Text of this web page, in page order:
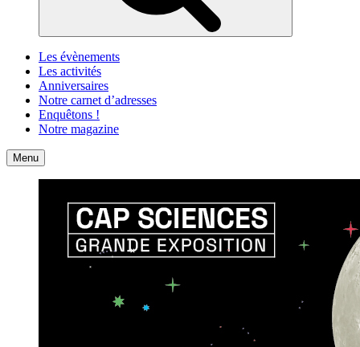
Les évènements
Les activités
Anniversaires
Notre carnet d’adresses
Enquêtons !
Notre magazine
Accueil
Menu Contact